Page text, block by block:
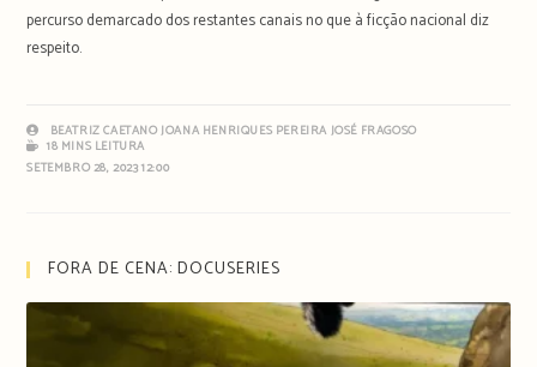
percurso demarcado dos restantes canais no que à ficção nacional diz
respeito.
BEATRIZ CAETANO JOANA HENRIQUES PEREIRAJOSÉ FRAGOSO
18 MINS LEITURA
SETEMBRO 28, 2023 12:00
FORA DE CENA: DOCUSERIES